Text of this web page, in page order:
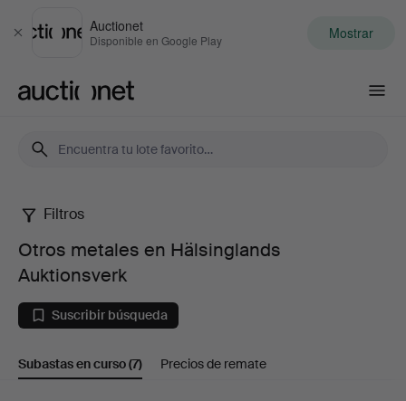
Cerrar
Auctionet
Disponible en Google Play Mostrar
Otros
metales
en
Hälsinglands
Filtros
Otros metales en Hälsinglands
Auktionsverk
Suscribir búsqueda
Subastas en curso(7) Precios de remate